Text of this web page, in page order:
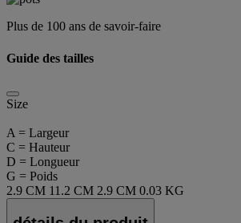
Plus de 100 ans de savoir-faire
Guide des tailles
Size
A = Largeur
C = Hauteur
D = Longueur
G = Poids
2.9 CM 11.2 CM 2.9 CM 0.03 KG